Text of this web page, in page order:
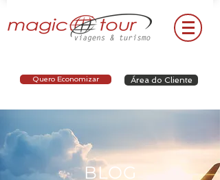
Quero Economizar Área do Cliente
BLOG